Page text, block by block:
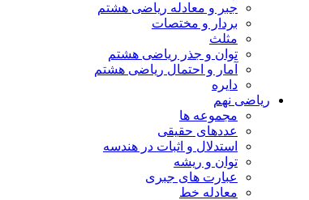
جبر و معادله ریاضی هشتم
بردار و مختصات
مثلث
توان و جذر ریاضی هشتم
آمار و احتمال ریاضی هشتم
دایره
ریاضی نهم
مجموعه ها
عددهای حقیقی
استدلال و اثبات در هندسه
توان و ریشه
عبارت های جبری
معادله خط